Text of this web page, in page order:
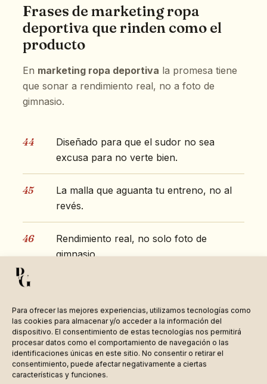
Para ofrecer las mejores experiencias, utilizamos tecnologías como
las cookies para almacenar y/o acceder a la información del
dispositivo. El consentimiento de estas tecnologías nos permitirá
procesar datos como el comportamiento de navegación o las
identificaciones únicas en este sitio. No consentir o retirar el
consentimiento, puede afectar negativamente a ciertas
características y funciones.
Frases de marketing ropa
deportiva que rinden como el
producto
En marketing ropa deportiva la promesa tiene
que sonar a rendimiento real, no a foto de
gimnasio.
44
Diseñado para que el sudor no sea
excusa para no verte bien.
45
La malla que aguanta tu entreno, no al
revés.
46
Rendimiento real, no solo foto de
gimnasio.
47
48
Ropa deportiva que se mueve contigo,
no un paso por detrás.